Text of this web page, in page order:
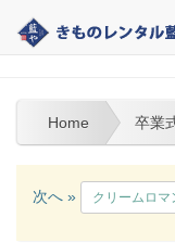
熊本の着物レ
Home 卒業
次へ » クリームロマ